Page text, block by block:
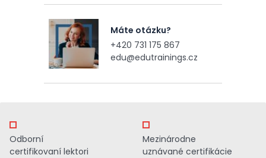
Máte otázku?
+420 731 175 867
edu@edutrainings.cz
Odborní
certifikovaní lektori
Mezinárodne
uznávané certifikácie